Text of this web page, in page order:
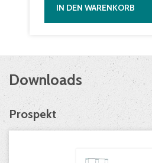
IN DEN WARENKORB
Downloads
Prospekt